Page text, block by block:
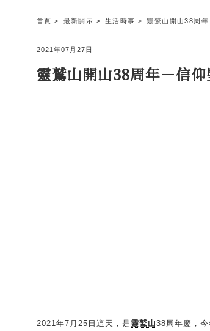
首頁 最新開示 生活時事 靈鷲山開山38周
2021年07月27日
靈鷲山開山38周年－信
2021年7月25日這天，是 靈鷲山38周年慶，